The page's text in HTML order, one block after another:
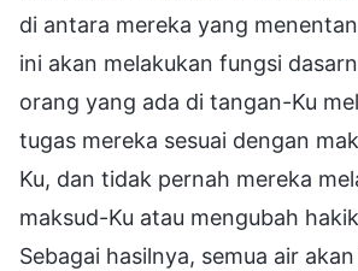
di antara mereka yang
ini akan melakukan fungsi
orang yang ada di tangan-Ku
tugas mereka sesuai dengan
Ku, dan tidak pernah mereka
maksud-Ku atau mengubah
Sebagai hasilnya, semua air